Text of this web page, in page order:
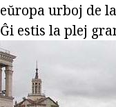
eŭropa urboj de
Ĝi estis la plej